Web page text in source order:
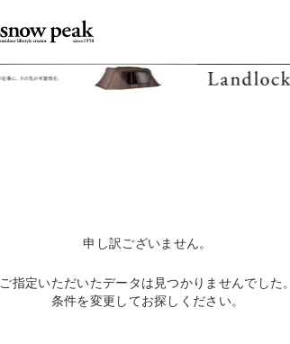
申し訳ございません。
ご指定いただいたデータは見つかりませんでした。
条件を変更してお探しください。